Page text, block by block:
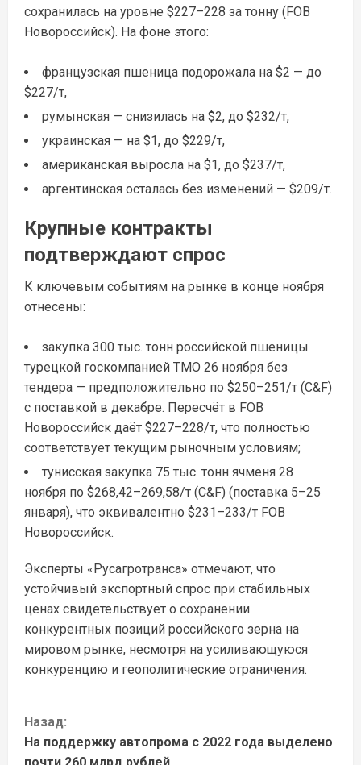
сохранилась на уровне $227–228 за тонну (FOB
Новороссийск). На фоне этого:
французская пшеница подорожала на $2 — до
$227/т,
румынская — снизилась на $2, до $232/т,
украинская — на $1, до $229/т,
американская выросла на $1, до $237/т,
аргентинская осталась без изменений — $209/т.
Крупные контракты
подтверждают спрос
К ключевым событиям на рынке в конце ноября
отнесены:
закупка 300 тыс. тонн российской пшеницы
турецкой госкомпанией TMO 26 ноября без
тендера — предположительно по $250–251/т (C&F)
с поставкой в декабре. Пересчёт в FOB
Новороссийск даёт $227–228/т, что полностью
соответствует текущим рыночным условиям;
тунисская закупка 75 тыс. тонн ячменя 28
ноября по $268,42–269,58/т (C&F) (поставка 5–25
января), что эквивалентно $231–233/т FOB
Новороссийск.
Эксперты «Русагротранса» отмечают, что
устойчивый экспортный спрос при стабильных
ценах свидетельствует о сохранении
конкурентных позиций российского зерна на
мировом рынке, несмотря на усиливающуюся
конкуренцию и геополитические ограничения.
П
р
Назад:
На поддержку автопрома с 2022 года выделено